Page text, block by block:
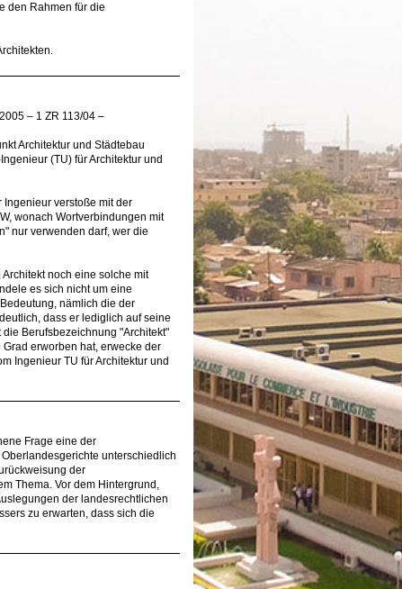
den Rahmen für die
– 1 ZR 113/04 –
Architektur und Städtebau
(TU) für Architektur und
Ingenieur verstoße mit der
wonach Wortverbindungen mit
nur verwenden darf, wer die
noch eine solche mit
es sich nicht um eine
nämlich die der
dass er lediglich auf seine
Berufsbezeichnung "Architekt"
erworben hat, erwecke der
Ingenieur TU für Architektur und
Frage eine der
unterschiedlich
der
Thema. Vor dem Hintergrund,
der landesrechtlichen
zu erwarten, dass sich die